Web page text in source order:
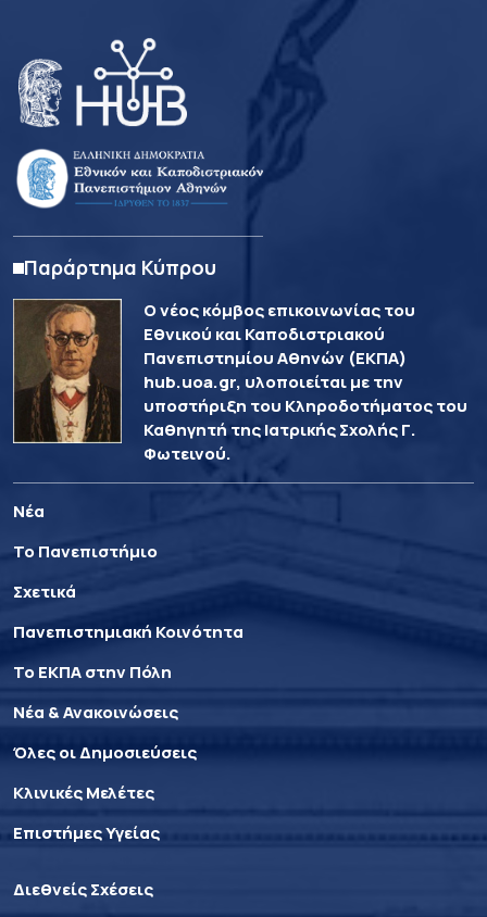
Παράρτημα Κύπρου
Ο νέος κόμβος επικοινωνίας του
Εθνικού και Καποδιστριακού
Πανεπιστημίου Αθηνών (ΕΚΠΑ)
hub.uoa.gr, υλοποιείται με την
υποστήριξη του Κληροδοτήματος του
Καθηγητή της Ιατρικής Σχολής Γ.
Φωτεινού.
Νέα
Το Πανεπιστήμιο
Σχετικά
Πανεπιστημιακή Κοινότητα
Το ΕΚΠΑ στην Πόλη
Νέα & Ανακοινώσεις
Όλες οι Δημοσιεύσεις
Κλινικές Μελέτες
Επιστήμες Υγείας
Διεθνείς Σχέσεις